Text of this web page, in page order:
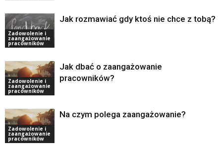
Zadowolenie i
zaangażowanie
pracowników
Jak rozmawiać gdy ktoś nie chce z tobą?
Zadowolenie i
zaangażowanie
pracowników
Jak dbać o zaangażowanie
pracowników?
Zadowolenie i
zaangażowanie
pracowników
Na czym polega zaangażowanie?